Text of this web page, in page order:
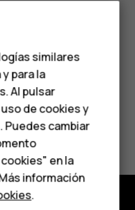
similares
para la
Al pulsar
de cookies y
cambiar
en la
información
.